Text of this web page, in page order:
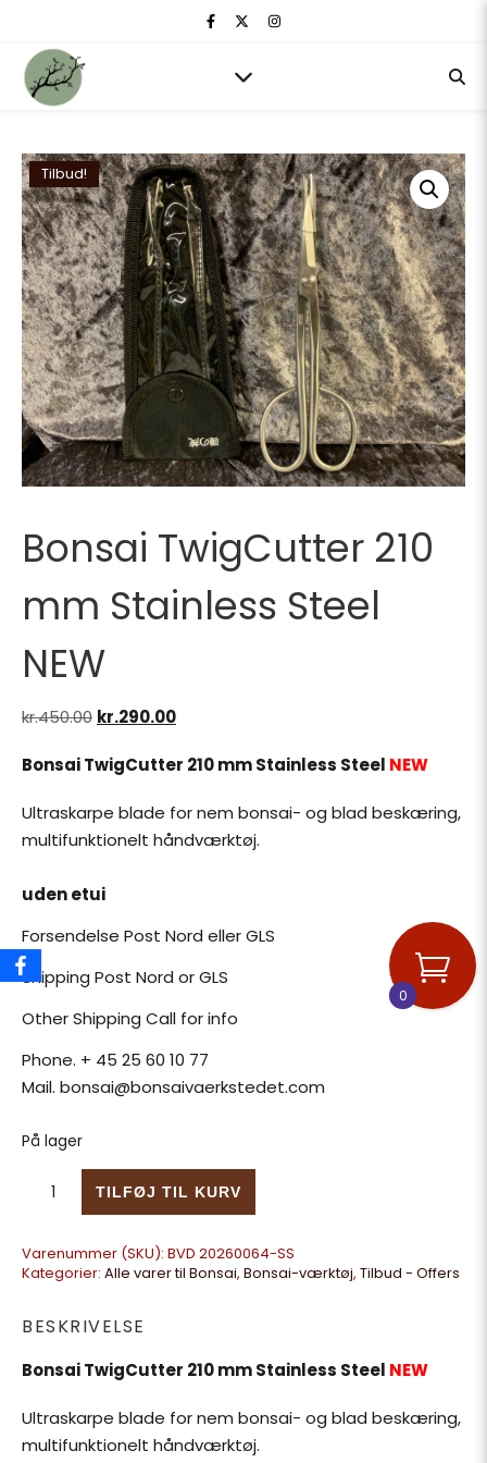
Tilbud!
Bonsai TwigCutter 210
mm Stainless Steel
NEW
kr.450.00 Den oprindelige pris var: kr.450.00.
kr.290.00
Bonsai TwigCutter 210 mm Stainless Steel NEW
Ultraskarpe blade for nem bonsai- og blad beskæring,
multifunktionelt håndværktøj.
uden etui
Forsendelse Post Nord eller GLS
Shipping Post Nord or GLS
Other Shipping Call for info
Phone. + 45 25 60 10 77
Mail. bonsai@bonsaivaerkstedet.com
På lager
TILFØJ TIL KURV
Varenummer (SKU): BVD 20260064-SS
Kategorier: Alle varer til Bonsai, Bonsai-værktøj, Tilbud - Offers
BESKRIVELSE
Bonsai TwigCutter 210 mm Stainless Steel NEW
Ultraskarpe blade for nem bonsai- og blad beskæring,
multifunktionelt håndværktøj.
0